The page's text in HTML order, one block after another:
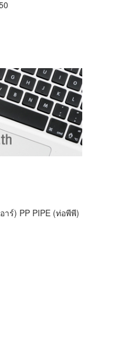
าร์) PP PIPE (ท่อพีพี)